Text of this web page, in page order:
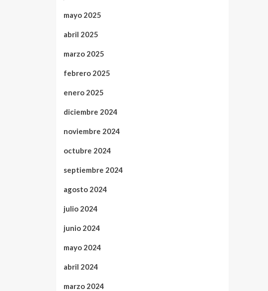
mayo 2025
abril 2025
marzo 2025
febrero 2025
enero 2025
diciembre 2024
noviembre 2024
octubre 2024
septiembre 2024
agosto 2024
julio 2024
junio 2024
mayo 2024
abril 2024
marzo 2024